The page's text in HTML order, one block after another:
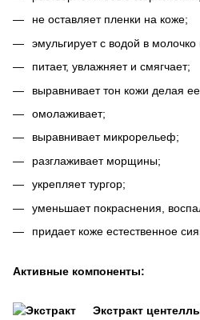
не оставляет пленки на коже;
эмульгирует с водой в
питает, увлажняет и смягчает;
выравнивает тон кожи делая
омолаживает;
выравнивает микрорельеф;
разглаживает морщины;
укрепляет тургор;
уменьшает покраснения,
придает коже естественное
Активные компоненты:
Экстракт